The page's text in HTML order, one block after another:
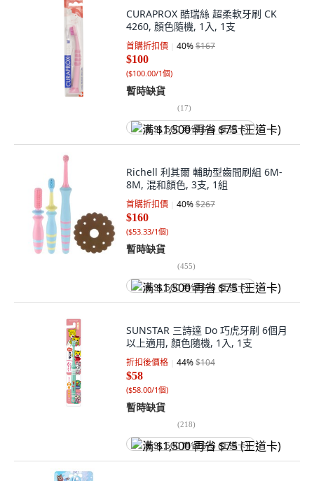
CURAPROX 酷瑞絲 超柔軟牙刷 CK
4260, 顏色隨機, 1入, 1支
首購折扣價 40%$167
$100
($100.00/1個)
暫時缺貨
(17)
满 $1,500 再省 $75 (王道卡)
Richell 利其爾 輔助型齒間刷組 6M-
8M, 混和顏色, 3支, 1組
首購折扣價 40%$267
$160
($53.33/1個)
暫時缺貨
(455)
满 $1,500 再省 $75 (王道卡)
SUNSTAR 三詩達 Do 巧虎牙刷 6個月
以上適用, 顏色隨機, 1入, 1支
折扣後價格 44%$104
$58
($58.00/1個)
暫時缺貨
(218)
满 $1,500 再省 $75 (王道卡)